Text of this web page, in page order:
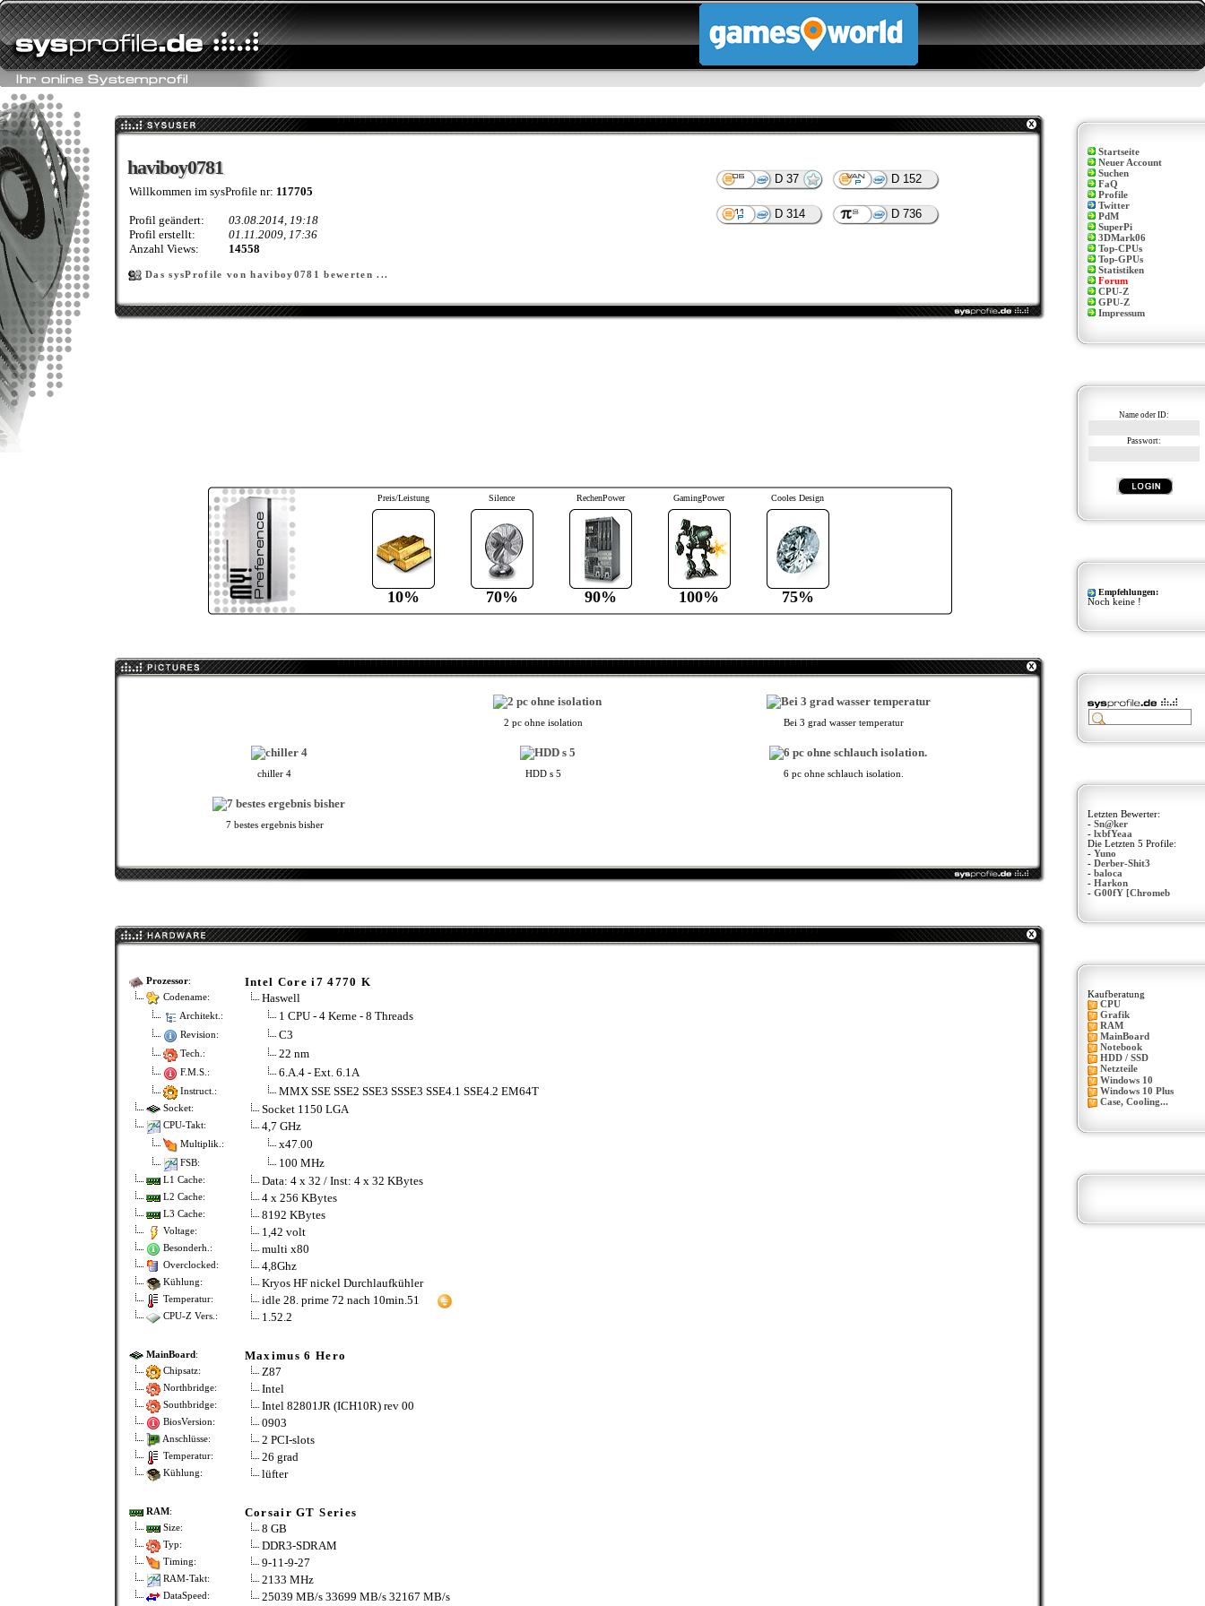
haviboy0781
haviboy0781
Willkommen im sysProfile nr: 117705
Profil geändert:
03.08.2014, 19:18
Profil erstellt:
01.11.2009, 17:36
Anzahl Views:
14558
D 37 D 152
D 314 D 736
Das sysProfile von haviboy0781 bewerten ...
Preis/Leistung
10%
Silence
70%
RechenPower
90%
GamingPower
100%
Cooles Design
75%
2 pc ohne isolation Bei 3 grad wasser temperatur
chiller 4 HDD s 5 6 pc ohne schlauch isolation.
7 bestes ergebnis bisher
Prozessor: Intel Core i7 4770 K
Codename: Haswell
Architekt.: 1 CPU - 4 Kerne - 8 Threads
Revision: C3
Tech.: 22 nm
F.M.S.: 6.A.4 - Ext. 6.1A
Instruct.: MMX SSE SSE2 SSE3 SSSE3 SSE4.1 SSE4.2 EM64T
Socket: Socket 1150 LGA
CPU-Takt: 4,7 GHz
Multiplik.: x47.00
FSB: 100 MHz
L1 Cache: Data: 4 x 32 / Inst: 4 x 32 KBytes
L2 Cache: 4 x 256 KBytes
L3 Cache: 8192 KBytes
Voltage: 1,42 volt
Besonderh.: multi x80
Overclocked: 4,8Ghz
Kühlung: Kryos HF nickel Durchlaufkühler
Temperatur: idle 28. prime 72 nach 10min.51
CPU-Z Vers.: 1.52.2
MainBoard: Maximus 6 Hero
Chipsatz: Z87
Northbridge: Intel
Southbridge: Intel 82801JR (ICH10R) rev 00
BiosVersion: 0903
Anschlüsse: 2 PCI-slots
Temperatur: 26 grad
Kühlung: lüfter
RAM: Corsair GT Series
Size: 8 GB
Typ: DDR3-SDRAM
Timing: 9-11-9-27
RAM-Takt: 2133 MHz
DataSpeed: 25039 MB/s 33699 MB/s 32167 MB/s
Startseite
Neuer Account
Suchen
FaQ
Profile
Twitter
PdM
SuperPi
3DMark06
Top-CPUs
Top-GPUs
Statistiken
Forum
CPU-Z
GPU-Z
Impressum
Name oder ID:
Passwort:
Empfehlungen:
Noch keine !
Letzten Bewerter:
- Sn@ker
- lxbfYeaa
Die Letzten 5 Profile:
- Yuno
- Derber-Shit3
- baloca
- Harkon
- G00fY [Chromeb
Kaufberatung
CPU
Grafik
RAM
MainBoard
Notebook
HDD / SSD
Netzteile
Windows 10
Windows 10 Plus
Case, Cooling...